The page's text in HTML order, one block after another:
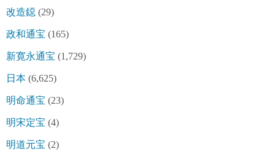
改造鐚 (29)
政和通宝 (165)
新寛永通宝 (1,729)
日本 (6,625)
明命通宝 (23)
明宋定宝 (4)
明道元宝 (2)